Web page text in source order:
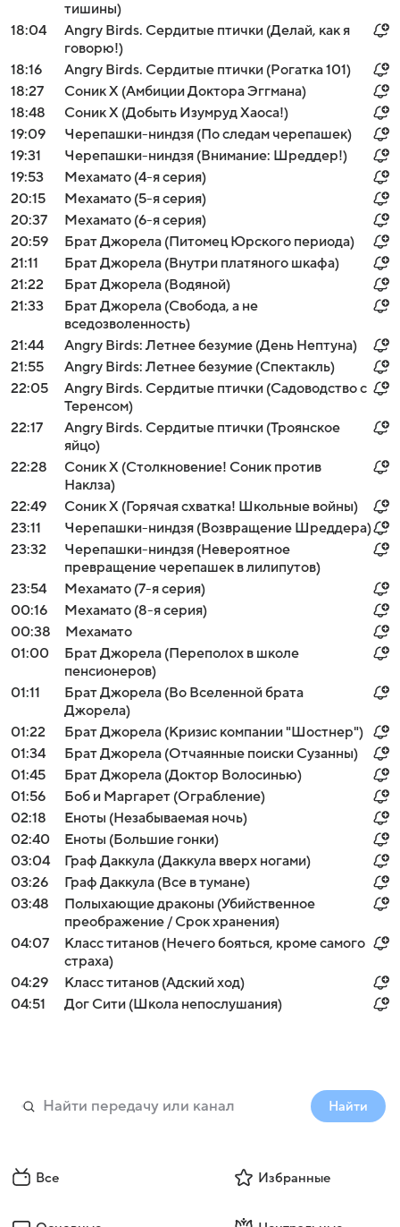
тишины)
18:04
Angry Birds. Сердитые птички (Делай, как я
говорю!)
18:16
Angry Birds. Сердитые птички (Рогатка 101)
18:27
Соник Х (Амбиции Доктора Эггмана)
18:48
Соник Х (Добыть Изумруд Хаоса!)
19:09
Черепашки-ниндзя (По следам черепашек)
19:31
Черепашки-ниндзя (Внимание: Шреддер!)
19:53
Мехамато (4-я серия)
20:15
Мехамато (5-я серия)
20:37
Мехамато (6-я серия)
20:59
Брат Джорела (Питомец Юрского периода)
21:11
Брат Джорела (Внутри платяного шкафа)
21:22
Брат Джорела (Водяной)
21:33
Брат Джорела (Свобода, а не
вседозволенность)
21:44
Angry Birds: Летнее безумие (День Нептуна)
21:55
Angry Birds: Летнее безумие (Спектакль)
22:05
Angry Birds. Сердитые птички (Садоводство с
Теренсом)
22:17
Angry Birds. Сердитые птички (Троянское
яйцо)
22:28
Соник Х (Столкновение! Соник против
Наклза)
22:49
Соник Х (Горячая схватка! Школьные войны)
23:11
Черепашки-ниндзя (Возвращение Шреддера)
23:32
Черепашки-ниндзя (Невероятное
превращение черепашек в лилипутов)
23:54
Мехамато (7-я серия)
00:16
Мехамато (8-я серия)
00:38
Мехамато
01:00
Брат Джорела (Переполох в школе
пенсионеров)
01:11
Брат Джорела (Во Вселенной брата
Джорела)
01:22
Брат Джорела (Кризис компании "Шостнер")
01:34
Брат Джорела (Отчаянные поиски Сузанны)
01:45
Брат Джорела (Доктор Волосинью)
01:56
Боб и Маргарет (Ограбление)
02:18
Еноты (Незабываемая ночь)
02:40
Еноты (Большие гонки)
03:04
Граф Даккула (Даккула вверх ногами)
03:26
Граф Даккула (Все в тумане)
03:48
Полыхающие драконы (Убийственное
преображение / Срок хранения)
04:07
Класс титанов (Нечего бояться, кроме самого
страха)
04:29
Класс титанов (Адский ход)
04:51
Дог Сити (Школа непослушания)
Найти
Все Избранные